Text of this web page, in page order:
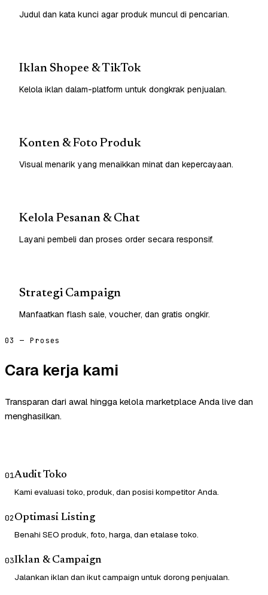
Judul dan kata kunci agar produk muncul di pencarian.
Iklan Shopee & TikTok
Kelola iklan dalam-platform untuk dongkrak penjualan.
Konten & Foto Produk
Visual menarik yang menaikkan minat dan kepercayaan.
Kelola Pesanan & Chat
Layani pembeli dan proses order secara responsif.
Strategi Campaign
Manfaatkan flash sale, voucher, dan gratis ongkir.
03 — Proses
Cara kerja kami
Transparan dari awal hingga kelola marketplace Anda live dan
menghasilkan.
01Audit Toko
Kami evaluasi toko, produk, dan posisi kompetitor Anda.
02Optimasi Listing
Benahi SEO produk, foto, harga, dan etalase toko.
03Iklan & Campaign
Jalankan iklan dan ikut campaign untuk dorong penjualan.